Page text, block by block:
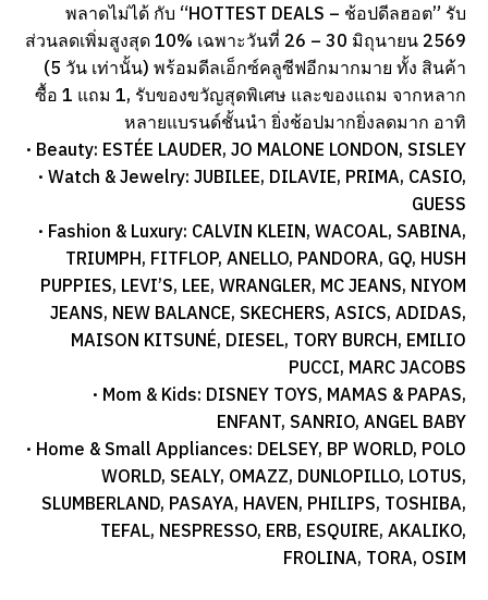
พลาดไม่ได้ กับ “HOTTEST DEALS – ช้อปดีลฮอต” รับ
ส่วนลดเพิ่มสูงสุด 10% เฉพาะวันที่ 26 – 30 มิถุนายน 2569
(5 วัน เท่านั้น) พร้อมดีลเอ็กซ์คลูซีฟอีกมากมาย ทั้ง สินค้า
ซื้อ 1 แถม 1, รับของขวัญสุดพิเศษ และของแถม จากหลาก
หลายแบรนด์ชั้นนำ ยิ่งช้อปมากยิ่งลดมาก อาทิ
· Beauty: ESTÉE LAUDER, JO MALONE LONDON, SISLEY
· Watch & Jewelry: JUBILEE, DILAVIE, PRIMA, CASIO,
GUESS
· Fashion & Luxury: CALVIN KLEIN, WACOAL, SABINA,
TRIUMPH, FITFLOP, ANELLO, PANDORA, GQ, HUSH
PUPPIES, LEVI’S, LEE, WRANGLER, MC JEANS, NIYOM
JEANS, NEW BALANCE, SKECHERS, ASICS, ADIDAS,
MAISON KITSUNÉ, DIESEL, TORY BURCH, EMILIO
PUCCI, MARC JACOBS
· Mom & Kids: DISNEY TOYS, MAMAS & PAPAS,
ENFANT, SANRIO, ANGEL BABY
· Home & Small Appliances: DELSEY, BP WORLD, POLO
WORLD, SEALY, OMAZZ, DUNLOPILLO, LOTUS,
SLUMBERLAND, PASAYA, HAVEN, PHILIPS, TOSHIBA,
TEFAL, NESPRESSO, ERB, ESQUIRE, AKALIKO,
FROLINA, TORA, OSIM